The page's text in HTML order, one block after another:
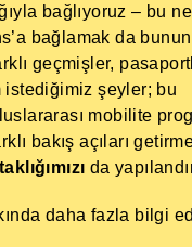
bağlıyoruz – bu
bağlamak da
geçmişler,
istediğimiz şeyler; bu
mobilite
bakış açıları
da
daha fazla bilgi